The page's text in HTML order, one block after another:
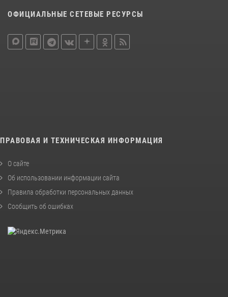
ОФИЦИАЛЬНЫЕ СЕТЕВЫЕ РЕСУРСЫ
ПРАВОВАЯ И ТЕХНИЧЕСКАЯ ИНФОРМАЦИЯ
О сайте
Об использовании информации сайта
Правила обработки персональных данных
Сообщить об ошибках